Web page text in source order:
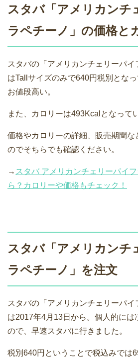
スタバ「アメリカンチ
ラペチーノ」の価格と
スタバの「アメリカンチェリーパ
はTallサイズのみで640円税別とな
お値段高い。
また、カロリーは493Kcalとなって
価格やカロリーの詳細、販売期間な
のでそちらでも確認ください。
→ スタバ アメリカンチェリーパイ
ら？カロリーや価格もチェック！
スタバ「アメリカンチ
ラペチーノ」を注文
スタバの「アメリカンチェリーパ
は2017年4月13日から。個人的には
ので、早速スタバに行きました。
税別640円ということで税込みでは